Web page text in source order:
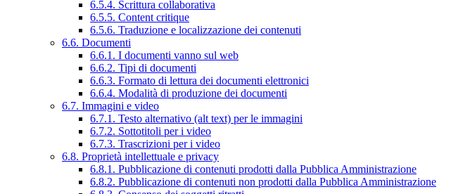
6.5.4. Scrittura collaborativa
6.5.5. Content critique
6.5.6. Traduzione e localizzazione dei contenuti
6.6. Documenti
6.6.1. I documenti vanno sul web
6.6.2. Tipi di documenti
6.6.3. Formato di lettura dei documenti elettronici
6.6.4. Modalità di produzione dei documenti
6.7. Immagini e video
6.7.1. Testo alternativo (alt text) per le immagini
6.7.2. Sottotitoli per i video
6.7.3. Trascrizioni per i video
6.8. Proprietà intellettuale e privacy
6.8.1. Pubblicazione di contenuti prodotti dalla Pubblica Amministrazione
6.8.2. Pubblicazione di contenuti non prodotti dalla Pubblica Amministrazione